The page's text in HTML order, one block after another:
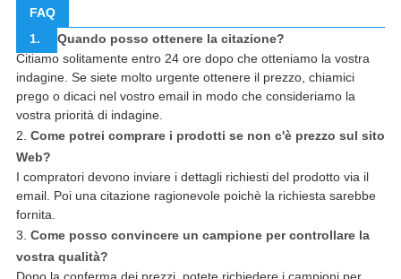
FAQ
1.
Quando posso ottenere la citazione?
Citiamo solitamente entro 24 ore dopo che otteniamo la vostra
indagine. Se siete molto urgente ottenere il prezzo, chiamici
prego o dicaci nel vostro email in modo che consideriamo la
vostra priorità di indagine.
2. Come potrei comprare i prodotti se non c'è prezzo sul sito
Web?
I compratori devono inviare i dettagli richiesti del prodotto via il
email. Poi una citazione ragionevole poichè la richiesta sarebbe
fornita.
3. Come posso convincere un campione per controllare la
vostra qualità?